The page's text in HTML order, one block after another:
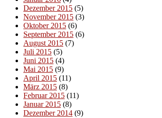
Dezember 2015 (5)
November 2015 (3)
Oktober 2015 (6)
September 2015 (6)
August 2015 (7)
Juli 2015 (5)
Juni 2015 (4)
Mai 2015 (9)
April 2015 (11)
März 2015 (8)
Februar 2015 (11)
Januar 2015 (8)
Dezember 2014 (9)